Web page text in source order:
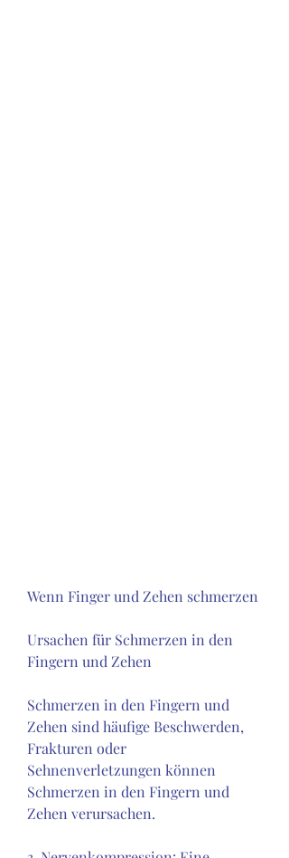
Wenn Finger und Zehen schmerzen
Ursachen für Schmerzen in den
Fingern und Zehen
Schmerzen in den Fingern und
Zehen sind häufige Beschwerden,
Frakturen oder
Sehnenverletzungen können
Schmerzen in den Fingern und
Zehen verursachen.